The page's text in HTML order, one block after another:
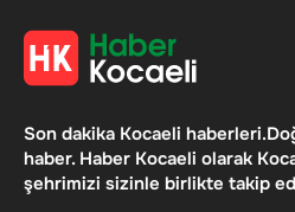
Son dakika Kocaeli
haber. Haber Kocaeli olarak
şehrimizi sizinle birlikte takip